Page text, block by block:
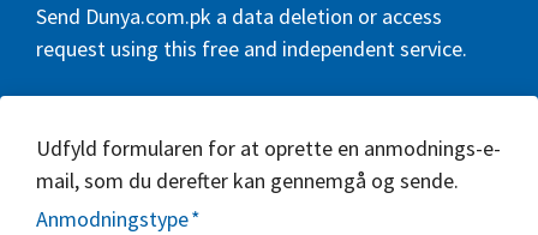
Send Dunya.com.pk a data deletion or access
request using this free and independent service.
Udfyld formularen for at oprette en anmodnings-e-
mail, som du derefter kan gennemgå og sende.
Anmodningstype*